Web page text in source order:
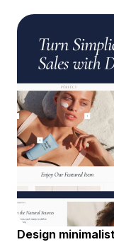
Design